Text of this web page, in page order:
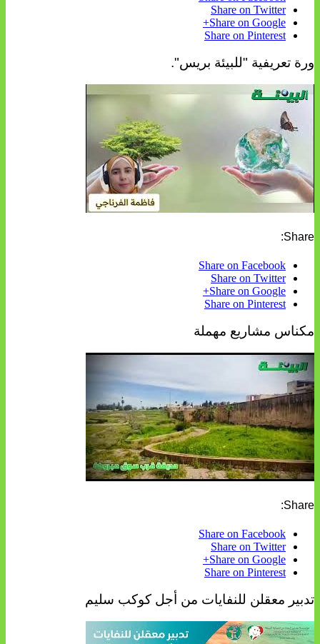
Share on Twitter
Share on Google+
Share on Pinterest
ورة تعريفية "للبيئة بريس".
Share:
Share on Facebook
Share on Twitter
Share on Google+
Share on Pinterest
مكناس مشاريع مهملة
Share:
Share on Facebook
Share on Twitter
Share on Google+
Share on Pinterest
تدبير معقلن للنفايات من أجل كوكب سليم